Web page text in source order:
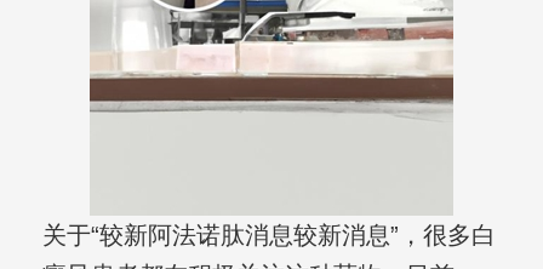
关于“较新阿法诺肽消息较新消息”，很多白